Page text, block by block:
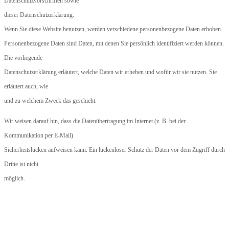
dieser Datenschutzerklärung.
Wenn Sie diese Website benutzen, werden verschiedene personenbezogene Daten erhoben.
Personenbezogene Daten sind Daten, mit denen Sie persönlich identifiziert werden können.
Die vorliegende
Datenschutzerklärung erläutert, welche Daten wir erheben und wofür wir sie nutzen. Sie
erläutert auch, wie
und zu welchem Zweck das geschieht.
Wir weisen darauf hin, dass die Datenübertragung im Internet (z. B. bei der
Kommunikation per E-Mail)
Sicherheitslücken aufweisen kann. Ein lückenloser Schutz der Daten vor dem Zugriff durch
Dritte ist nicht
möglich.